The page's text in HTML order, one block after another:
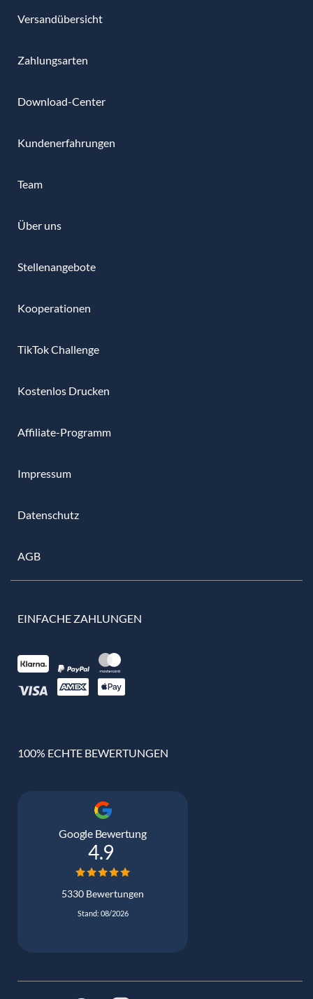
Versandübersicht
Zahlungsarten
Download-Center
Kundenerfahrungen
Team
Über uns
Stellenangebote
Kooperationen
TikTok Challenge
Kostenlos Drucken
Affiliate-Programm
Impressum
Datenschutz
AGB
EINFACHE ZAHLUNGEN
100% ECHTE BEWERTUNGEN
Google Bewertung
4.9
5330 Bewertungen
Stand: 08/2026